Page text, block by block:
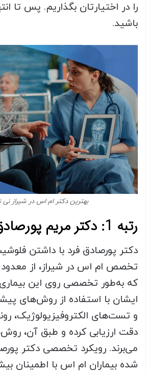
را در اختیارتان بگذاریم. پس تا
باشید.
بهترین دکتر ام اس در شیراز
رتبه 1: دکتر مریم پورصادق فرد
دکتر پورصادق فرد با داشتن
تخصص ام اس در شیراز، از
که به‌طور تخصصی روی این بیماری
ایشان با استفاده از روش‌های
و تست‌های الکتروفیزیولوژیک،
دقت ارزیابی کرده و طبق آن،
می‌برند. رویکرد تخصصی دکتر
شده بیماران ام اس با اطمینان